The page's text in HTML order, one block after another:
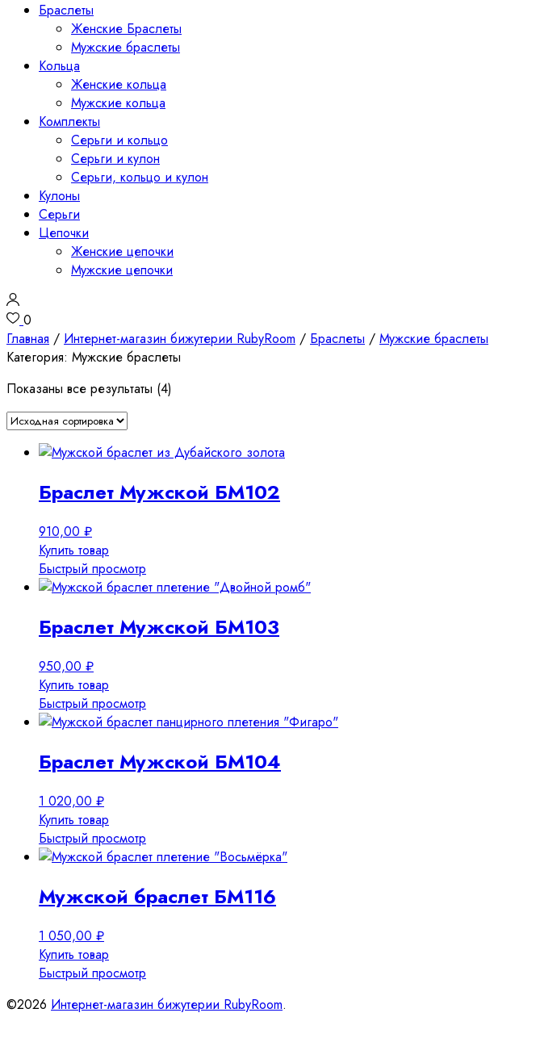
Браслеты
Женские Браслеты
Мужские браслеты
Кольца
Женские кольца
Мужские кольца
Комплекты
Серьги и кольцо
Серьги и кулон
Серьги, кольцо и кулон
Кулоны
Серьги
Цепочки
Женские цепочки
Мужские цепочки
0
Главная / Интернет-магазин бижутерии RubyRoom / Браслеты / Мужские браслеты
Категория: Мужские браслеты
Показаны все результаты (4)
Браслет Мужской БМ102
910,00 ₽
Купить товар
Быстрый просмотр
Браслет Мужской БМ103
950,00 ₽
Купить товар
Быстрый просмотр
Браслет Мужской БМ104
1 020,00 ₽
Купить товар
Быстрый просмотр
Мужской браслет БМ116
1 050,00 ₽
Купить товар
Быстрый просмотр
©2026 Интернет-магазин бижутерии RubyRoom.